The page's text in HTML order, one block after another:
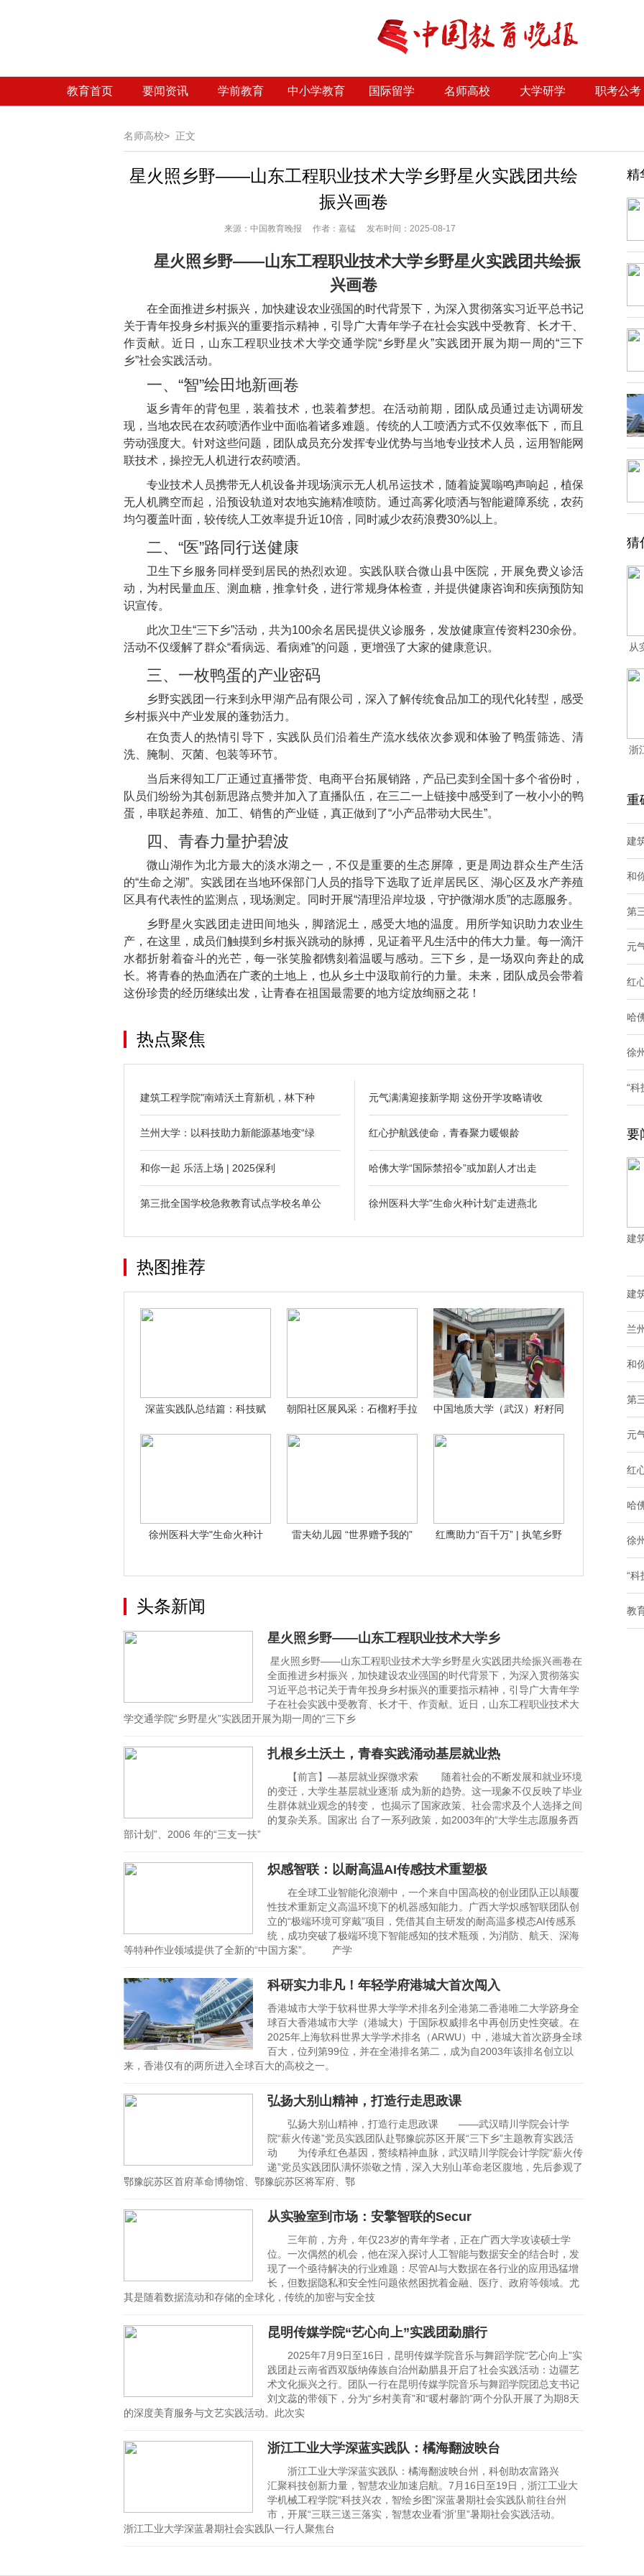
教育首页 要闻资讯 学前教育 中小学教育 国际留学 名师高校 大学研学 职考公考
名师高校> 正文
星火照乡野——山东工程职业技术大学乡野星火实践团共绘
振兴画卷
来源： 中国教育晚报 作者：嘉锰 发布时间：2025-08-17
星火照乡野——山东工程职业技术大学乡野星火实践团共绘振
兴画卷
在全面推进乡村振兴，加快建设农业强国的时代背景下，为深入贯彻落实习近平总书记
关于青年投身乡村振兴的重要指示精神，引导广大青年学子在社会实践中受教育、长才干、
作贡献。近日，山东工程职业技术大学交通学院“乡野星火”实践团开展为期一周的“三下
乡”社会实践活动。
一、“智”绘田地新画卷
返乡青年的背包里，装着技术，也装着梦想。在活动前期，团队成员通过走访调研发
现，当地农民在农药喷洒作业中面临着诸多难题。传统的人工喷洒方式不仅效率低下，而且
劳动强度大。针对这些问题，团队成员充分发挥专业优势与当地专业技术人员，运用智能网
联技术，操控无人机进行农药喷洒。
专业技术人员携带无人机设备并现场演示无人机吊运技术，随着旋翼嗡鸣声响起，植保
无人机腾空而起，沿预设轨道对农地实施精准喷防。通过高雾化喷洒与智能避障系统，农药
均匀覆盖叶面，较传统人工效率提升近10倍，同时减少农药浪费30%以上。
二、“医”路同行送健康
卫生下乡服务同样受到居民的热烈欢迎。实践队联合微山县中医院，开展免费义诊活
动，为村民量血压、测血糖，推拿针灸，进行常规身体检查，并提供健康咨询和疾病预防知
识宣传。
此次卫生“三下乡”活动，共为100余名居民提供义诊服务，发放健康宣传资料230余份。
活动不仅缓解了群众“看病远、看病难”的问题，更增强了大家的健康意识。
三、一枚鸭蛋的产业密码
乡野实践团一行来到永甲湖产品有限公司，深入了解传统食品加工的现代化转型，感受
乡村振兴中产业发展的蓬勃活力。
在负责人的热情引导下，实践队员们沿着生产流水线依次参观和体验了鸭蛋筛选、清
洗、腌制、灭菌、包装等环节。
当后来得知工厂正通过直播带货、电商平台拓展销路，产品已卖到全国十多个省份时，
队员们纷纷为其创新思路点赞并加入了直播队伍，在三二一上链接中感受到了一枚小小的鸭
蛋，串联起养殖、加工、销售的产业链，真正做到了“小产品带动大民生”。
四、青春力量护碧波
微山湖作为北方最大的淡水湖之一，不仅是重要的生态屏障，更是周边群众生产生活
的“生命之湖”。实践团在当地环保部门人员的指导下选取了近岸居民区、湖心区及水产养殖
区具有代表性的监测点，现场测定。同时开展“清理沿岸垃圾，守护微湖水质”的志愿服务。
乡野星火实践团走进田间地头，脚踏泥土，感受大地的温度。用所学知识助力农业生
产，在这里，成员们触摸到乡村振兴跳动的脉搏，见证着平凡生活中的伟大力量。每一滴汗
水都折射着奋斗的光芒，每一张笑脸都镌刻着温暖与感动。三下乡，是一场双向奔赴的成
长。将青春的热血洒在广袤的土地上，也从乡土中汲取前行的力量。未来，团队成员会带着
这份珍贵的经历继续出发，让青春在祖国最需要的地方绽放绚丽之花！
热点聚焦
建筑工程学院"南靖沃土育新机，林下种
兰州大学：以科技助力新能源基地变“绿
和你一起 乐活上场 | 2025保利
第三批全国学校急救教育试点学校名单公
元气满满迎接新学期 这份开学攻略请收
红心护航践使命，青春聚力暖银龄
哈佛大学“国际禁招令”或加剧人才出走
徐州医科大学"生命火种计划"走进燕北
热图推荐
深蓝实践队总结篇：科技赋
朝阳社区展风采：石榴籽手拉
中国地质大学（武汉）籽籽同
徐州医科大学"生命火种计
雷夫幼儿园 “世界赠予我的”
红鹰助力“百千万” | 执笔乡野
头条新闻
星火照乡野——山东工程职业技术大学乡
星火照乡野——山东工程职业技术大学乡野星火实践团共绘振兴画卷在
全面推进乡村振兴，加快建设农业强国的时代背景下，为深入贯彻落实
习近平总书记关于青年投身乡村振兴的重要指示精神，引导广大青年学
子在社会实践中受教育、长才干、作贡献。近日，山东工程职业技术大
学交通学院“乡野星火”实践团开展为期一周的“三下乡
扎根乡土沃土，青春实践涌动基层就业热
【前言】—基层就业探微求索 随着社会的不断发展和就业环境
的变迁，大学生基层就业逐渐 成为新的趋势。这一现象不仅反映了毕业
生群体就业观念的转变， 也揭示了国家政策、社会需求及个人选择之间
的复杂关系。国家出 台了一系列政策，如2003年的“大学生志愿服务西
部计划”、2006 年的“三支一扶”
炽感智联：以耐高温AI传感技术重塑极
在全球工业智能化浪潮中，一个来自中国高校的创业团队正以颠覆
性技术重新定义高温环境下的机器感知能力。广西大学炽感智联团队创
立的“极端环境可穿戴”项目，凭借其自主研发的耐高温多模态AI传感系
统，成功突破了极端环境下智能感知的技术瓶颈，为消防、航天、深海
等特种作业领域提供了全新的“中国方案”。 产学
科研实力非凡！年轻学府港城大首次闯入
香港城市大学于软科世界大学学术排名列全港第二香港唯二大学跻身全
球百大香港城市大学（港城大）于国际权威排名中再创历史性突破。在
2025年上海软科世界大学学术排名（ARWU）中，港城大首次跻身全球
百大，位列第99位，并在全港排名第二，成为自2003年该排名创立以
来，香港仅有的两所进入全球百大的高校之一。
弘扬大别山精神，打造行走思政课
弘扬大别山精神，打造行走思政课 ——武汉晴川学院会计学
院“薪火传递”党员实践团队赴鄂豫皖苏区开展“三下乡”主题教育实践活
动 为传承红色基因，赘续精神血脉，武汉晴川学院会计学院“薪火传
递”党员实践团队满怀崇敬之情，深入大别山革命老区腹地，先后参观了
鄂豫皖苏区首府革命博物馆、鄂豫皖苏区将军府、鄂
从实验室到市场：安擎智联的Secur
三年前，方舟，年仅23岁的青年学者，正在广西大学攻读硕士学
位。一次偶然的机会，他在深入探讨人工智能与数据安全的结合时，发
现了一个亟待解决的行业难题：尽管AI与大数据在各行业的应用迅猛增
长，但数据隐私和安全性问题依然困扰着金融、医疗、政府等领域。尤
其是随着数据流动和存储的全球化，传统的加密与安全技
昆明传媒学院“艺心向上”实践团勐腊行
2025年7月9日至16日，昆明传媒学院音乐与舞蹈学院“艺心向上”实
践团赴云南省西双版纳傣族自治州勐腊县开启了社会实践活动：边疆艺
术文化振兴之行。团队一行在昆明传媒学院音乐与舞蹈学院团总支书记
刘文蕊的带领下，分为“乡村美育”和“暖村馨韵”两个分队开展了为期8天
的深度美育服务与文艺实践活动。此次实
浙江工业大学深蓝实践队：橘海翻波映台
浙江工业大学深蓝实践队：橘海翻波映台州，科创助农富路兴
汇聚科技创新力量，智慧农业加速启航。7月16日至19日，浙江工业大
学机械工程学院“科技兴农，智绘乡图”深蓝暑期社会实践队前往台州
市，开展“三联三送三落实，智慧农业看‘浙’里”暑期社会实践活动。
浙江工业大学深蓝暑期社会实践队一行人聚焦台
精
猜
从
浙
重
建
和
第
元
红
哈
徐
“科
要
建
建
兰
和
第
元
红
哈
徐
“科
教